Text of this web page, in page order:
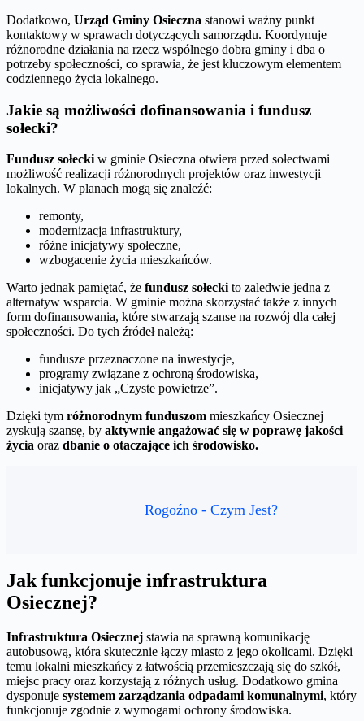
Dodatkowo, Urząd Gminy Osieczna stanowi ważny punkt
kontaktowy w sprawach dotyczących samorządu. Koordynuje
różnorodne działania na rzecz wspólnego dobra gminy i dba o
potrzeby społeczności, co sprawia, że jest kluczowym elementem
codziennego życia lokalnego.
Jakie są możliwości dofinansowania i fundusz
sołecki?
Fundusz sołecki w gminie Osieczna otwiera przed sołectwami
możliwość realizacji różnorodnych projektów oraz inwestycji
lokalnych. W planach mogą się znaleźć:
remonty,
modernizacja infrastruktury,
różne inicjatywy społeczne,
wzbogacenie życia mieszkańców.
Warto jednak pamiętać, że fundusz sołecki to zaledwie jedna z
alternatyw wsparcia. W gminie można skorzystać także z innych
form dofinansowania, które stwarzają szanse na rozwój dla całej
społeczności. Do tych źródeł należą:
fundusze przeznaczone na inwestycje,
programy związane z ochroną środowiska,
inicjatywy jak „Czyste powietrze”.
Dzięki tym różnorodnym funduszom mieszkańcy Osiecznej
zyskują szansę, by aktywnie angażować się w poprawę jakości
życia oraz dbanie o otaczające ich środowisko.
Rogoźno - Czym Jest?
Jak funkcjonuje infrastruktura
Osiecznej?
Infrastruktura Osiecznej stawia na sprawną komunikację
autobusową, która skutecznie łączy miasto z jego okolicami. Dzięki
temu lokalni mieszkańcy z łatwością przemieszczają się do szkół,
miejsc pracy oraz korzystają z różnych usług. Dodatkowo gmina
dysponuje systemem zarządzania odpadami komunalnymi, który
funkcjonuje zgodnie z wymogami ochrony środowiska.